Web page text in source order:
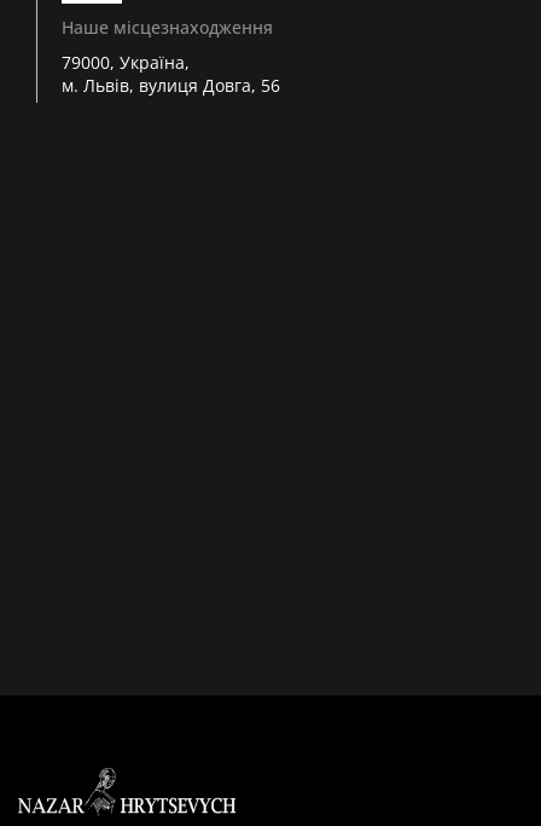
Наше місцезнаходження
79000, Україна,
м. Львів, вулиця Довга, 56